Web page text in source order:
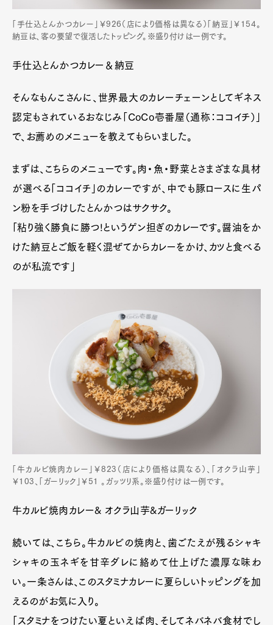
「手仕込とんかつカレー」￥926（店により価格は異なる）「納豆」￥154。
納豆は、客の要望で復活したトッピング。※盛り付けは一例です。
手仕込とんかつカレー＆納豆
そんなもんこさんに、世界最大のカレーチェーンとしてギネス
認定もされているおなじみ「CoCo壱番屋（通称：ココイチ）」
で、お薦めのメニューを教えてもらいました。
まずは、こちらのメニューです。肉・魚・野菜とさまざまな具材
が選べる「ココイチ」のカレーですが、中でも豚ロースに生パ
ン粉を手づけしたとんかつはサクサク。
「粘り強く勝負に勝つ!というゲン担ぎのカレーです。醤油をか
けた納豆とご飯を軽く混ぜてからカレーをかけ、カツと食べる
のが私流です」
「牛カルビ焼肉カレー」￥823（店により価格は異なる）、「オクラ山芋」
￥103、「ガーリック」￥51 。ガッツリ系。※盛り付けは一例です。
牛カルビ焼肉カレー& オクラ山芋&ガーリック
続いては、こちら。牛カルビの焼肉と、歯ごたえが残るシャキ
シャキの玉ネギを甘辛ダレに絡めて仕上げた濃厚な味わ
い。一条さんは、このスタミナカレーに夏らしいトッピングを加
えるのがお気に入り。
「スタミナをつけたい夏といえば肉、そしてネバネバ食材でし